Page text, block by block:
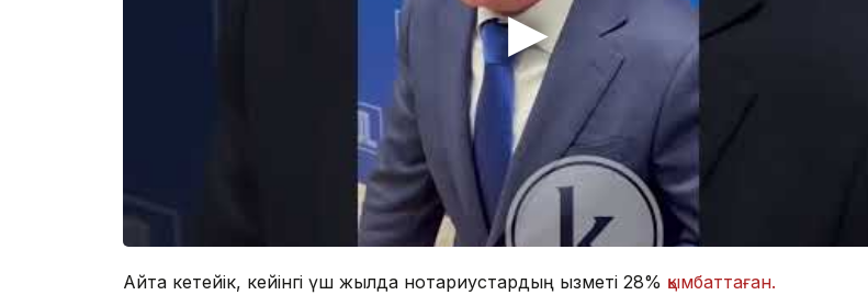
Айта кетейік, кейінгі үш жылда нотариустардың қызметі 28% қымбаттаған.